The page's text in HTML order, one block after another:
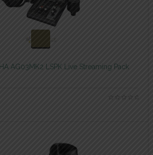
AG03MK2 LSPK Live Streaming Pack